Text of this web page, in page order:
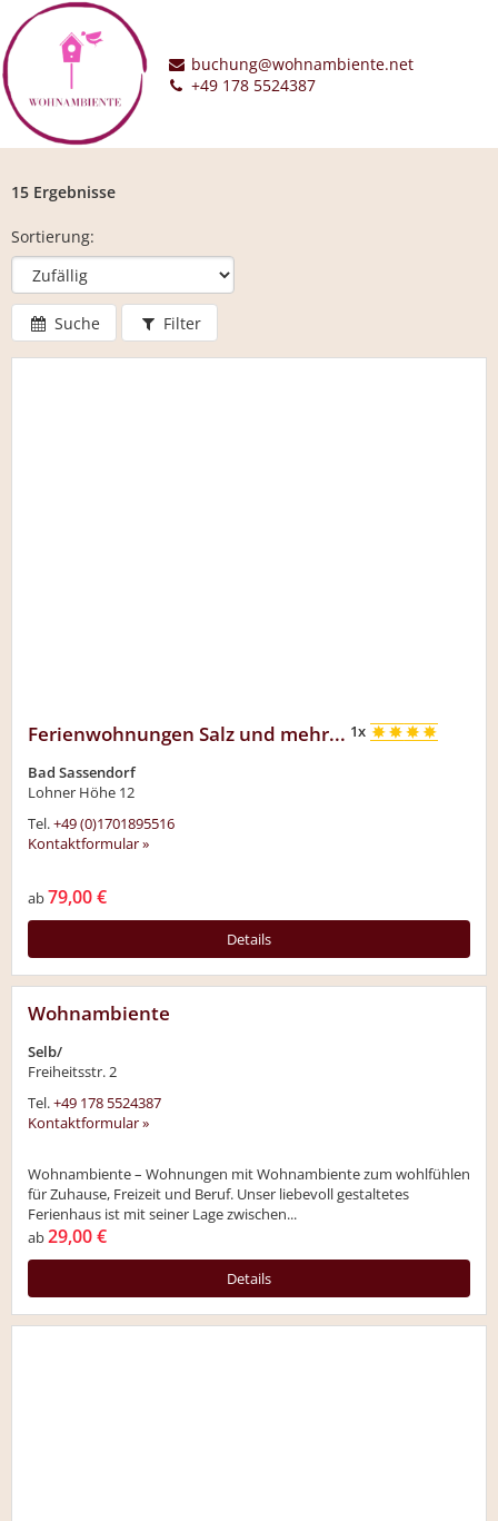
buchung@wohnambiente.net
+49 178 5524387
15 Ergebnisse
Sortierung:
Suche Filter
Ferienwohnungen Salz und mehr... 1x
Bad Sassendorf
Lohner Höhe 12
Tel.+49 (0)1701895516
Kontaktformular »
ab79,00 €
Details
Wohnambiente
Selb/
Freiheitsstr. 2
Tel.+49 178 5524387
Kontaktformular »
Wohnambiente – Wohnungen mit Wohnambiente zum wohlfühlen
für Zuhause, Freizeit und Beruf. Unser liebevoll gestaltetes
Ferienhaus ist mit seiner Lage zwischen...
ab29,00 €
Details